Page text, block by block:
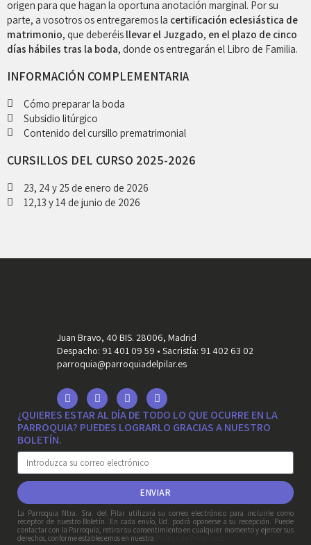
origen para que hagan la oportuna anotación marginal. Por su
parte, a vosotros os entregaremos la certificación eclesiástica de
matrimonio, que deberéis llevar el Juzgado, en el plazo de cinco
días hábiles tras la boda, donde os entregarán el Libro de Familia.
INFORMACIÓN COMPLEMENTARIA
Cómo preparar la boda
Subsidio litúrgico
Contenido del cursillo prematrimonial
CURSILLOS DEL CURSO 2025-2026
23, 24 y 25 de enero de 2026
12,13 y 14 de junio de 2026
Juan Bravo, 40 BIS. 28006, Madrid
Despacho: 91 401 09 59 • Sacristía: 91 402 63 02
parroquia@parroquiadelpilar.es
¿QUIERES ESTAR AL DÍA DE TODO LO QUE OCURRE EN LA
PARROQUIA? PUEDES LOGRARLO GRACIAS A NUESTRO
BOLETÍN.
ENVIAR
La Parroquia Ntra. Sra. del Pilar utilizará su correo electrónico para incluirle como
receptor de nuestro Boletín. En cada envío, Ud. podrá oponerse a su recepción. Puede
contactar con la Parroquia, retirar su consentimiento en cualquier momento y ejercer sus
derechos, conforme establecemos en nuestra
.